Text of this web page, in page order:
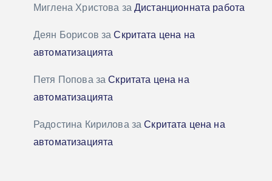
Миглена Христова заДистанционната работа
Деян Борисов заСкритата цена на
автоматизацията
Петя ПоповазаСкритата цена на
автоматизацията
Радостина КириловазаСкритата цена на
автоматизацията